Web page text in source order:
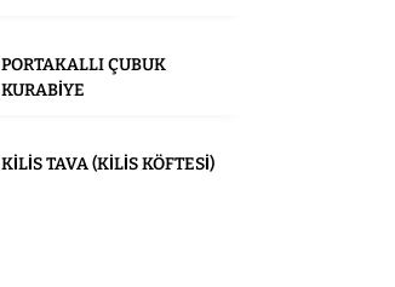
PORTAKALLI ÇUBUK
KURABİYE
KİLİS TAVA (KİLİS KÖFTESİ)